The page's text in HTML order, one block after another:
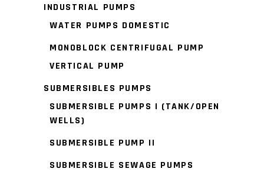
INDUSTRIAL PUMPS
WATER PUMPS DOMESTIC
MONOBLOCK CENTRIFUGAL PUMP
VERTICAL PUMP
SUBMERSIBLES PUMPS
SUBMERSIBLE PUMPS I (TANK/OPEN
WELLS)
SUBMERSIBLE PUMP II
SUBMERSIBLE SEWAGE PUMPS